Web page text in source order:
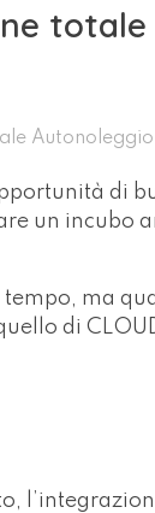
totale
Autonoleggio
di
un incubo
ma
di